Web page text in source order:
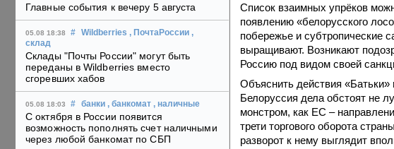
Главные события к вечеру 5 августа
05.08 18:38 # Wildberries , ПочтаРоссии ,
склад
Склады "Почты России" могут быть
переданы в Wildberries вместо
сгоревших хабов
05.08 18:03 # банки , банкомат , наличные
С октября в России появится
возможность пополнять счет наличными
через любой банкомат по СБП
Список взаимных упрёков
появлению «белорусского
побережье и субтропические
выращивают. Возникают
Россию под видом своей
Объяснить действия
Белоруссия дела обстоят не
монстром, как ЕС –
трети торгового оборота
разворот к нему выглядит